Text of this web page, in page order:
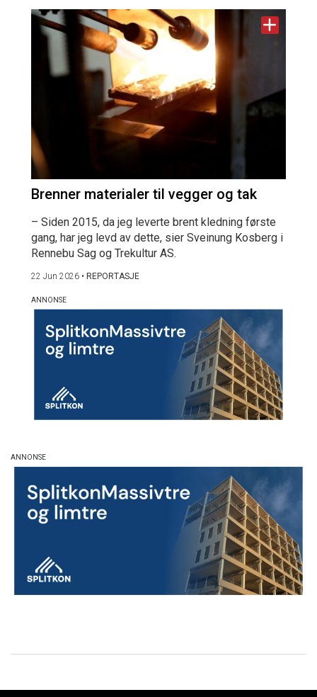
Brenner materialer til vegger og tak
– Siden 2015, da jeg leverte brent kledning første
gang, har jeg levd av dette, sier Sveinung Kosberg i
Rennebu Sag og Trekultur AS.
22 Jun 2026 • REPORTASJE